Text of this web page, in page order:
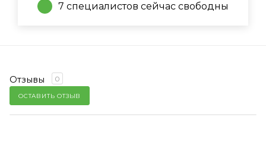
7 специалистов сейчас свободны
Отзывы 0
ОСТАВИТЬ ОТЗЫВ